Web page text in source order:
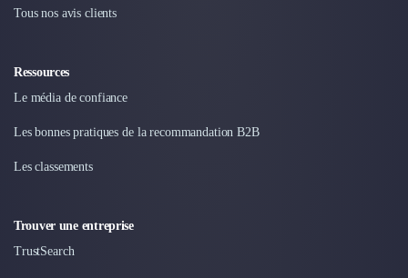
Tous nos avis clients
Ressources
Le média de confiance
Les bonnes pratiques de la recommandation B2B
Les classements
Trouver une entreprise
TrustSearch